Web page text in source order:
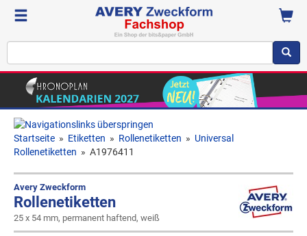
Startseite » Etiketten » Rollenetiketten » Universal
Rollenetiketten » A1976411
Avery Zweckform
Rollenetiketten
25 x 54 mm, permanent haftend, weiß